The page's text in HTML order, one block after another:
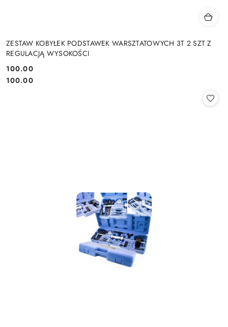
ZESTAW KOBYŁEK PODSTAWEK WARSZTATOWYCH 3T 2 SZT Z
REGULACJĄ WYSOKOŚCI
Cena:
100.00
Cena:
100.00